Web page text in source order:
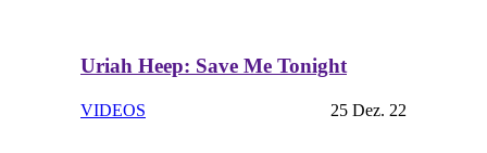
Uriah Heep: Save Me Tonight
VIDEOS 25 Dez. 22